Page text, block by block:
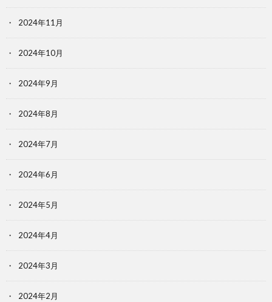
2024年11月
2024年10月
2024年9月
2024年8月
2024年7月
2024年6月
2024年5月
2024年4月
2024年3月
2024年2月